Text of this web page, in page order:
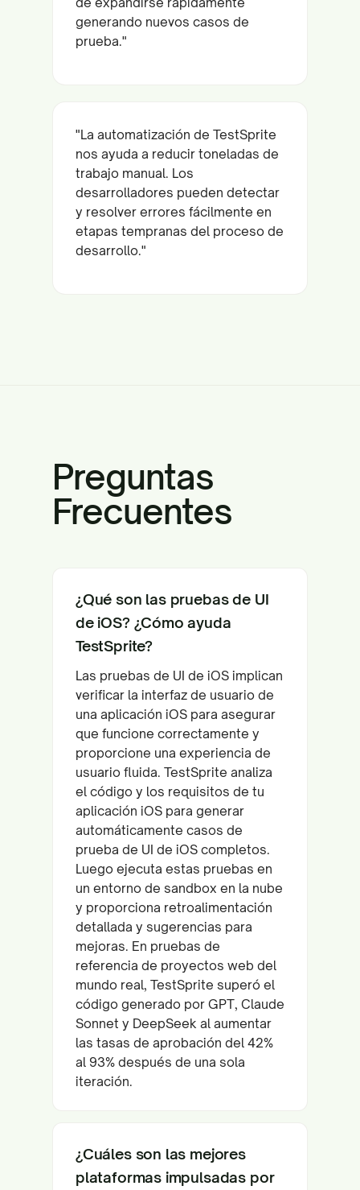
generando nuevos casos de
prueba."
"La automatización de TestSprite
nos ayuda a reducir toneladas de
trabajo manual. Los
desarrolladores pueden detectar
y resolver errores fácilmente en
etapas tempranas del proceso de
desarrollo."
Preguntas
Frecuentes
¿Qué son las pruebas de UI
de iOS? ¿Cómo ayuda
TestSprite?
Las pruebas de UI de iOS implican
verificar la interfaz de usuario de
una aplicación iOS para asegurar
que funcione correctamente y
proporcione una experiencia de
usuario fluida. TestSprite analiza
el código y los requisitos de tu
aplicación iOS para generar
automáticamente casos de
prueba de UI de iOS completos.
Luego ejecuta estas pruebas en
un entorno de sandbox en la nube
y proporciona retroalimentación
detallada y sugerencias para
mejoras. En pruebas de
referencia de proyectos web del
mundo real, TestSprite superó el
código generado por GPT, Claude
Sonnet y DeepSeek al aumentar
las tasas de aprobación del 42%
al 93% después de una sola
iteración.
¿Cuáles son las mejores
plataformas impulsadas por